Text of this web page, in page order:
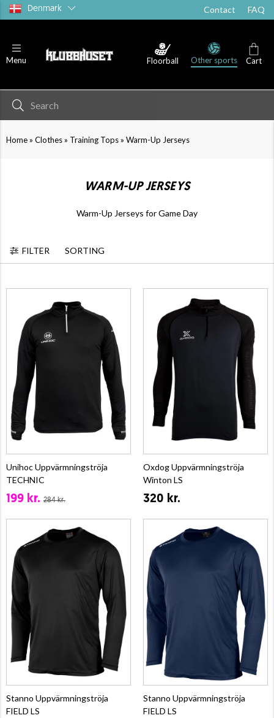
Denmark Contact FAQ
Menu Floorball Other sports Cart
Home» Clothes» Training Tops» Warm-Up Jerseys
WARM-UP JERSEYS
Warm-Up Jerseys for Game Day
FILTER SORTING
Unihoc Uppvärmningströja
TECHNIC
199 kr. 284 kr.
Oxdog Uppvärmningströja
Winton LS
320 kr.
Stanno Uppvärmningströja
FIELD LS
Stanno Uppvärmningströja
FIELD LS